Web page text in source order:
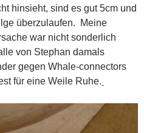
hinsieht, sind es gut 5cm und
überzulaufen. Meine
war nicht sonderlich
von Stephan damals
gegen Whale-connectors
für eine Weile Ruhe.